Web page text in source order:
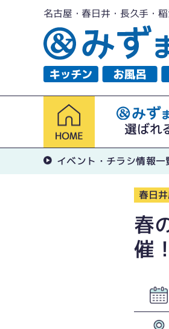
名古屋・春日井・長久手・
選ばれ
イベント・チラシ情報一
春日
春
催